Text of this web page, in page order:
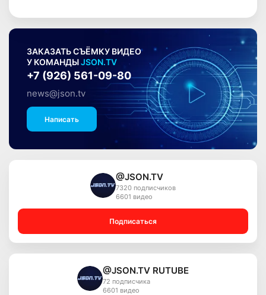
ЗАКАЗАТЬ СЪЁМКУ ВИДЕО
У КОМАНДЫJSON.TV
+7 (926) 561-09-80
news@json.tv
Написать
@JSON.TV
7320 подписчиков
6601 видео
Подписаться
@JSON.TV RUTUBE
72 подписчика
6601 видео